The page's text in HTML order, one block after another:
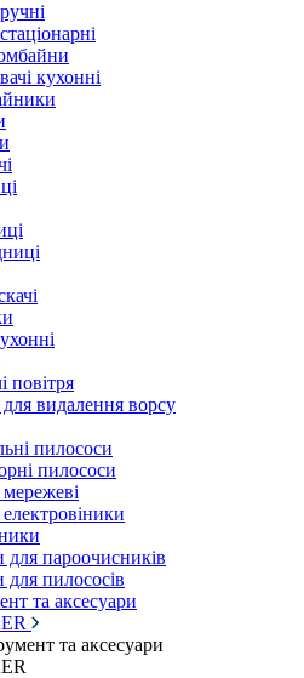
кухонні
повітря
видалення ворсу
пилососи
пилососи
для пароочисників
для пилососів
та аксесуари
та аксесуари